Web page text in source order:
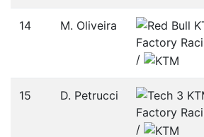
14 M. Oliveira
/­
15 D. Petrucci
/­